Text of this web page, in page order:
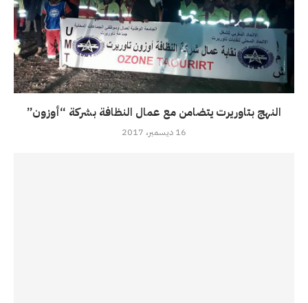
النهج بتاوريرت يتضامن مع عمال النظافة بشركة “أوزون”
16 ديسمبر، 2017